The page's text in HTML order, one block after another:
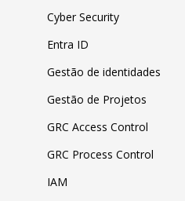
Cyber Security
Entra ID
Gestão de identidades
Gestão de Projetos
GRC Access Control
GRC Process Control
IAM